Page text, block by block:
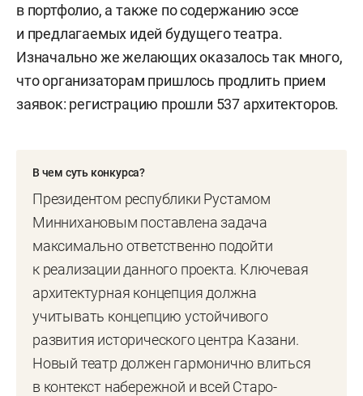
в портфолио, а также по содержанию эссе
и предлагаемых идей будущего театра.
Изначально же желающих оказалось так много,
что организаторам пришлось продлить прием
заявок: регистрацию прошли 537 архитекторов.
В чем суть конкурса?
Президентом республики Рустамом
Миннихановым поставлена задача
максимально ответственно подойти
к реализации данного проекта. Ключевая
архитектурная концепция должна
учитывать концепцию устойчивого
развития исторического центра Казани.
Новый театр должен гармонично влиться
в контекст набережной и всей Старо-